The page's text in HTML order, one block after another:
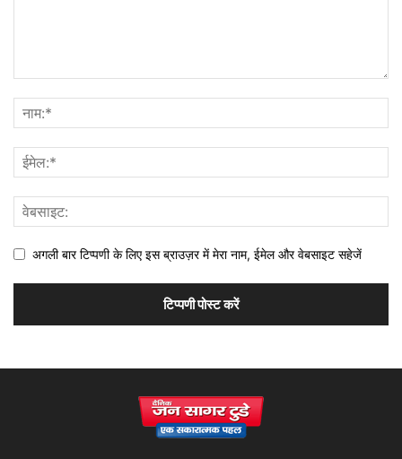
अगली बार टिप्पणी के लिए इस ब्राउज़र में मेरा नाम, ईमेल और वेबसाइट सहेजें